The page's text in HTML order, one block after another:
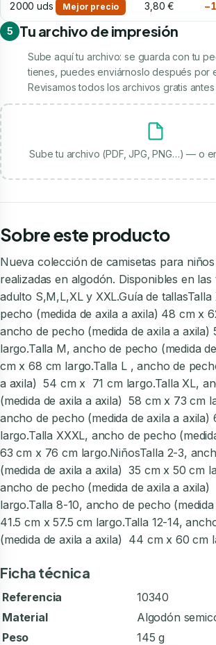
2000 uds Mejor precio 3,80 €
5 Tu archivo de impresión
Sube aquí tu archivo: se guarda con tu
tienes, puedes enviárnoslo después por
Revisamos todos los archivos gratis antes
Sube tu archivo (PDF, JPG, PNG…) — o
Sobre este producto
Nueva colección de camisetas para
realizadas en algodón. Disponibles en
adulto S,M,L,XL y XXL.Guía de
pecho (medida de axila a axila) 48 cm x
ancho de pecho (medida de axila a
largo.Talla M, ancho de pecho (medida
cm x 68 cm largo.Talla L , ancho de
a axila) 54 cm x 71 cm largo.Talla XL,
(medida de axila a axila) 58 cm x 73 cm
ancho de pecho (medida de axila a axila)
largo.Talla XXXL, ancho de pecho
63 cm x 76 cm largo.NiñosTalla 2-3,
(medida de axila a axila) 35 cm x 50 cm
ancho de pecho (medida de axila a
largo.Talla 8-10, ancho de pecho
41.5 cm x 57.5 cm largo.Talla 12-14,
(medida de axila a axila) 44 cm x 60 cm
Ficha técnica
Referencia
10340
Material
Algodón
Peso
145 g